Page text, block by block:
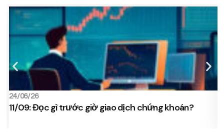
24/06/26
11/09: Đọc gì trước giờ giao dịch chứng khoán?